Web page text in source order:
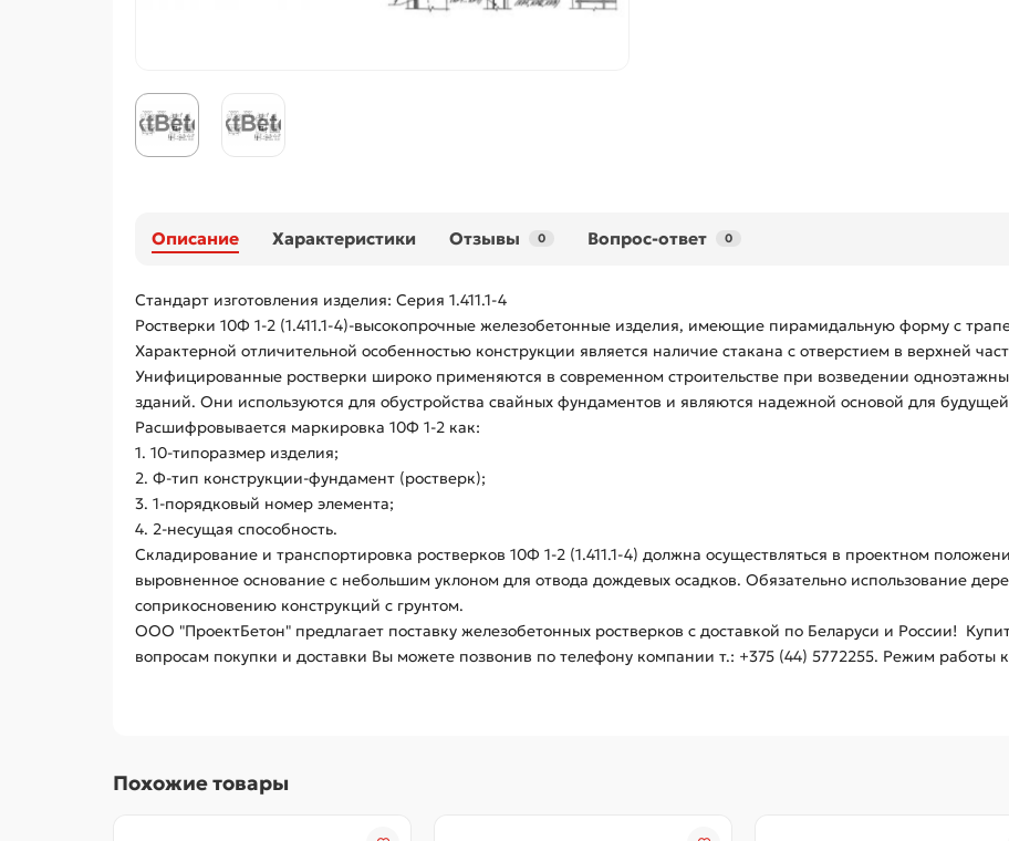
Описание Характеристики Отзывы 0 Вопрос-ответ 0
Стандарт изготовления изделия: Серия 1.411.1-4
Ростверки 10Ф 1-2 (1.411.1-4)-высокопрочные железобетонные изделия, имеющие пирамидальную форму с
Характерной отличительной особенностью конструкции является наличие стакана с отверстием в верхней
Унифицированные ростверки широко применяются в современном строительстве при возведении
зданий. Они используются для обустройства свайных фундаментов и являются надежной основой для
Расшифровывается маркировка 10Ф 1-2 как:
1. 10-типоразмер изделия;
2. Ф-тип конструкции-фундамент (ростверк);
3. 1-порядковый номер элемента;
4. 2-несущая способность.
Складирование и транспортировка ростверков 10Ф 1-2 (1.411.1-4) должна осуществляться в проектном
выровненное основание с небольшим уклоном для отвода дождевых осадков. Обязательно использование
соприкосновению конструкций с грунтом.
ООО "ПроектБетон" предлагает поставку железобетонных ростверков с доставкой по Беларуси и России!
вопросам покупки и доставки Вы можете позвонив по телефону компании т.: +375 (44) 5772255. Режим работы
Похожие товары